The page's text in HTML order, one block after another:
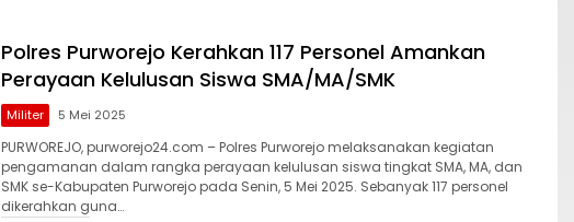
Polres Purworejo Kerahkan 117 Personel Amankan
Perayaan Kelulusan Siswa SMA/MA/SMK
Militer 5 Mei 2025
PURWOREJO, purworejo24.com – Polres Purworejo melaksanakan kegiatan
pengamanan dalam rangka perayaan kelulusan siswa tingkat SMA, MA, dan
SMK se-Kabupaten Purworejo pada Senin, 5 Mei 2025. Sebanyak 117 personel
dikerahkan guna…